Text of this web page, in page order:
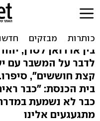
יהודי
פרופיל: "לא
בין ארדואן לסדן,
לדבר על המשבר עם
קצת חוששים",
בית הכנסת: "כבר
כבר לא נשמעת
מתגעגעים אלינו